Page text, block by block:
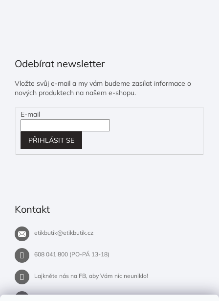
Odebírat newsletter
Vložte svůj e-mail a my vám budeme zasílat informace o
nových produktech na našem e-shopu.
E-mail
PŘIHLÁSIT SE
Kontakt
etikbutik@etikbutik.cz
608 041 800 (PO-PÁ 13-18)
Lajkněte nás na FB, aby Vám nic neuniklo!